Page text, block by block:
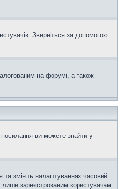
Зверніться за допомогою
на форумі, а також
посилання ви можете знайти у
змініть налаштуваннях часовий
зареєстрованим користувачам.